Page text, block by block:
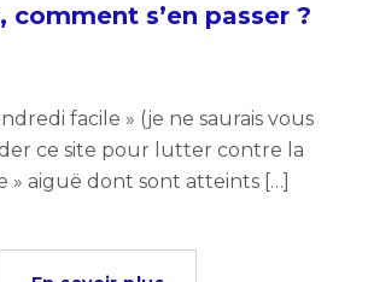
comment s’en passer ?
facile » (je ne saurais vous
ce site pour lutter contre la
» aiguë dont sont atteints […]